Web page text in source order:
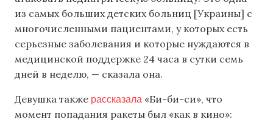
из самых больших детских больниц [Украины] с
многочисленными пациентами, у которых есть
серьезные заболевания и которые нуждаются в
медицинской поддержке 24 часа в сутки семь
дней в неделю, — сказала она.
Девушка также рассказала «Би-би-си», что
момент попадания ракеты был «как в кино»: